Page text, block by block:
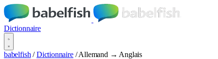
Dictionnaire
babelfish / Dictionnaire / Allemand → Anglais